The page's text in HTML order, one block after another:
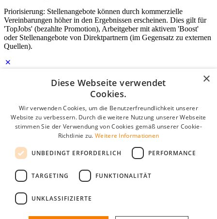
Priorisierung: Stellenangebote können durch kommerzielle
Vereinbarungen höher in den Ergebnissen erscheinen. Dies gilt für
'TopJobs' (bezahlte Promotion), Arbeitgeber mit aktivem 'Boost'
oder Stellenangebote von Direktpartnern (im Gegensatz zu externen
Quellen).
Login für Unternehmen
Passwort
Angemeldet bleiben
Passwort vergessen?
Kostenloses Unternehmensprofil
Wenn Sie sich registriert haben, können Sie ein Unternehmensprofil
×
Diese Webseite verwendet
Cookies.
Wir verwenden Cookies, um die Benutzerfreundlichkeit unserer
Website zu verbessern. Durch die weitere Nutzung unserer Webseite
stimmen Sie der Verwendung von Cookies gemäß unserer Cookie-
Richtlinie zu. Weitere Informationen
UNBEDINGT ERFORDERLICH PERFORMANCE
TARGETING FUNKTIONALITÄT
UNKLASSIFIZIERTE